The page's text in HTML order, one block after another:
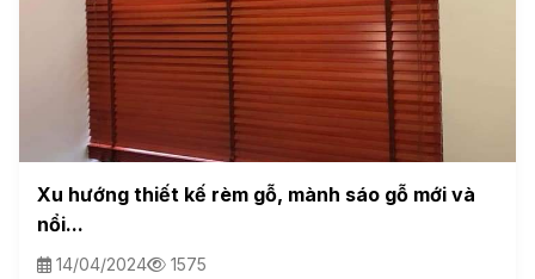
Xu hướng thiết kế rèm gỗ, mành sáo gỗ mới và
nổi...
14/04/2024 1575